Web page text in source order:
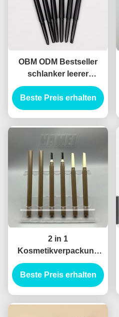
OBM ODM Bestseller
schlanker leerer
Augenbrauen Bleistift
Behälter schlanker
leerer Augenbrauen
Beste Preis erhalten
2 in 1
Kosmetikverpackung
Leere Brustrohrbehälter
Leere Eyeliner-
Rohrbehälter
Beste Preis erhalten